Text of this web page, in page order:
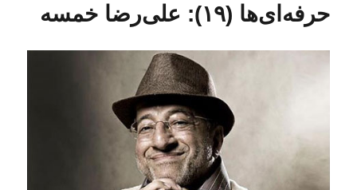
د
ب‌
ل
ی
ک‌
ا
ی
ه
ف
ت
حرفه‌ای‌ها (۱۹): علی‌رضا خمسه